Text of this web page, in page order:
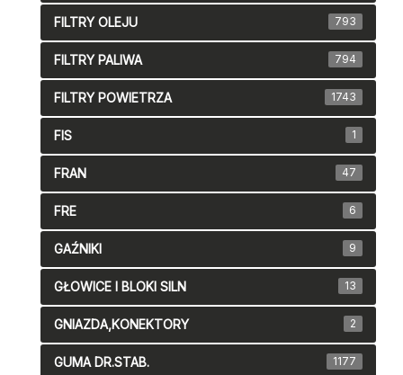
FILTRY OLEJU 793
FILTRY PALIWA 794
FILTRY POWIETRZA 1743
FIS 1
FRAN 47
FRE 6
GAŹNIKI 9
GŁOWICE I BLOKI SILN 13
GNIAZDA,KONEKTORY 2
GUMA DR.STAB. 1177